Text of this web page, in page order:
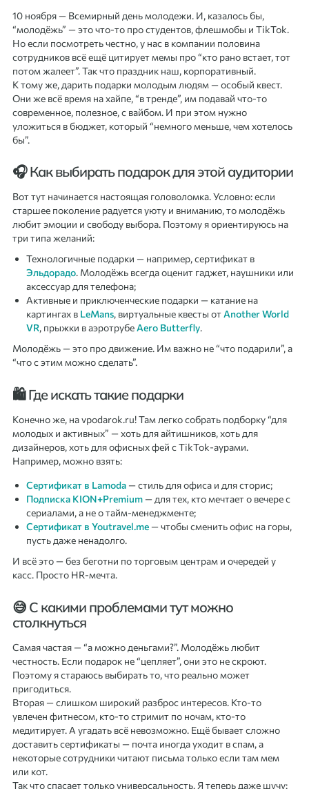
10 ноября — Всемирный день молодежи. И, казалось бы,
“молодёжь” — это что-то про студентов, флешмобы и TikTok.
Но если посмотреть честно, у нас в компании половина
сотрудников всё ещё цитирует мемы про “кто рано встает, тот
потом жалеет”. Так что праздник наш, корпоративный.
К тому же, дарить подарки молодым людям — особый квест.
Они же всё время на хайпе, “в тренде”, им подавай что-то
современное, полезное, с вайбом. И при этом нужно
уложиться в бюджет, который “немного меньше, чем хотелось
бы”.
🎧 Как выбирать подарок для этой аудитории
Вот тут начинается настоящая головоломка. Условно: если
старшее поколение радуется уюту и вниманию, то молодёжь
любит эмоции и свободу выбора. Поэтому я ориентируюсь на
три типа желаний:
Технологичные подарки — например, сертификат в
Эльдорадо. Молодёжь всегда оценит гаджет, наушники или
аксессуар для телефона;
Активные и приключенческие подарки — катание на
картингах в LeMans, виртуальные квесты отAnother World
VR, прыжки в аэротрубеAero Butterfly.
Молодёжь — это про движение. Им важно не “что подарили”, а
“что с этим можно сделать”.
🛍 Где искать такие подарки
Конечно же, на vpodarok.ru! Там легко собрать подборку “для
молодых и активных” — хоть для айтишников, хоть для
дизайнеров, хоть для офисных фей с TikTok-аурами.
Например, можно взять:
Сертификат в Lamoda — стиль для офиса и для сторис;
Подписка KION+Premium — для тех, кто мечтает о вечере с
сериалами, а не о тайм-менеджменте;
Сертификат в Youtravel.me — чтобы сменить офис на горы,
пусть даже ненадолго.
И всё это — без беготни по торговым центрам и очередей у
касс. Просто HR-мечта.
😅 С какими проблемами тут можно
столкнуться
Самая частая — “а можно деньгами?”. Молодёжь любит
честность. Если подарок не “цепляет”, они это не скроют.
Поэтому я стараюсь выбирать то, что реально может
пригодиться.
Вторая — слишком широкий разброс интересов. Кто-то
увлечен фитнесом, кто-то стримит по ночам, кто-то
медитирует. А угадать всё невозможно. Ещё бывает сложно
доставить сертификаты — почта иногда уходит в спам, а
некоторые сотрудники читают письма только если там мем
или кот.
Так что спасает только универсальность. Я теперь даже шучу: